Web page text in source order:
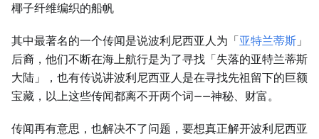
椰子纤维编织的船帆
其中最著名的一个传闻是说波利尼西亚人为「亚特兰蒂斯 」
后裔，他们不断在海上航行是为了寻找「失落的亚特兰蒂斯
大陆」，也有传说讲波利尼西亚人是在寻找先祖留下的巨额
宝藏，以上这些传闻都离不开两个词——神秘、财富。
传闻再有意思，也解决不了问题，要想真正解开波利尼西亚